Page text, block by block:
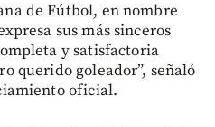
de Fútbol, en nombre
sus más sinceros
y satisfactoria
querido goleador”, señaló
oficial.